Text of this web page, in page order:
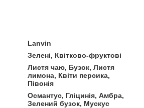
Lanvin
Зелені, Квітково-фруктові
Листя чаю, Бузок, Листя
лимона, Квіти персика,
Півонія
Османтус, Гліцинія, Амбра,
Зелений бузок, Мускус